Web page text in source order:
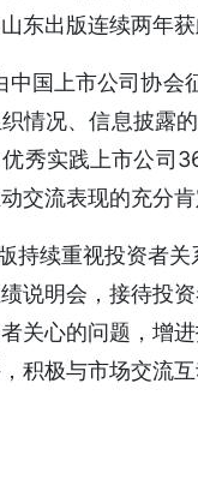
东出版连续两年获
中国上市公司协会
情况、信息披露
秀实践上市公司
交流表现的充分肯
重视投资者关系
说明会，接待投
关心的问题，增
积极与市场交流